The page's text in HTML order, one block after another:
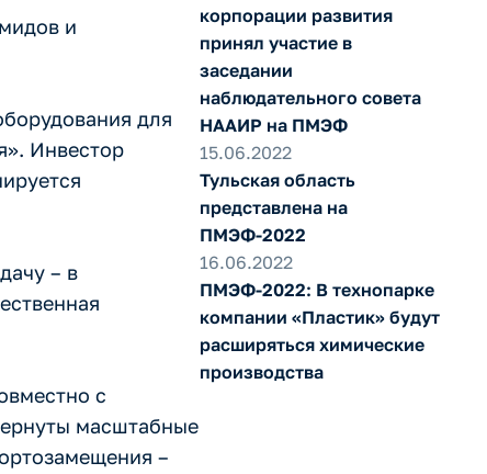
и
для
Инвестор
– в
с
масштабные
–
корпорации развития
принял участие в
заседании
наблюдательного совета
НААИР на ПМЭФ
15.06.2022
Тульская область
представлена на
ПМЭФ-2022
16.06.2022
ПМЭФ-2022: В технопарке
компании «Пластик» будут
расширяться химические
производства